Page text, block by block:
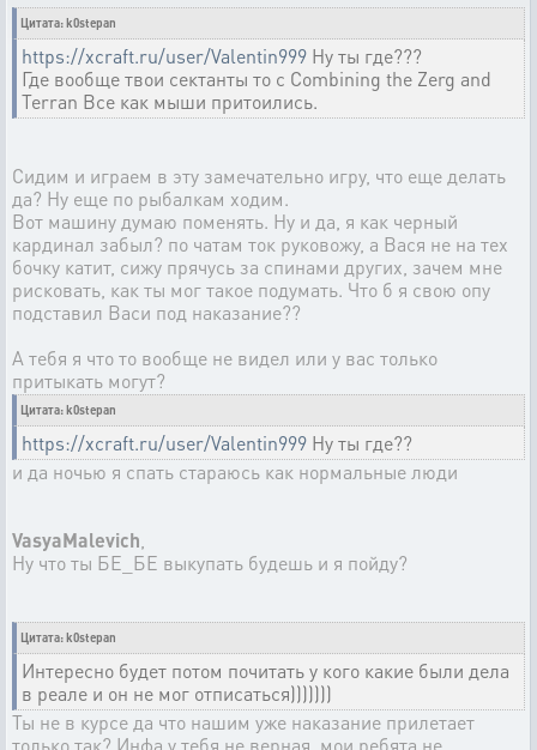
Цитата: k0stepan
https://xcraft.ru/user/Valentin999 Ну ты где???
Где вообще твои сектанты то с Combining the Zerg and
Terran Все как мыши притоились.
Сидим и играем в эту замечательно игру, что еще делать
да? Ну еще по рыбалкам ходим.
Вот машину думаю поменять. Ну и да, я как черный
кардинал забыл? по чатам ток руковожу, а Вася не на тех
бочку катит, сижу прячусь за спинами других, зачем мне
рисковать, как ты мог такое подумать. Что б я свою опу
подставил Васи под наказание??
А тебя я что то вообще не видел или у вас только
притыкать могут?
Цитата: k0stepan
https://xcraft.ru/user/Valentin999 Ну ты где??
и да ночью я спать стараюсь как нормальные люди
VasyaMalevich
Ну что ты БЕ_БЕ выкупать будешь и я пойду?
Цитата: k0stepan
Интересно будет потом почитать у кого какие были дела
в реале и он не мог отписаться)))))))
Ты не в курсе да что нашим уже наказание прилетает
только так? Инфа у тебя не верная, мои ребята не